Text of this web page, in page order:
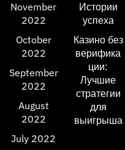
November
2022
October
2022
September
2022
August
2022
July 2022
Истории
успеха
Казино без
верифика
ции:
Лучшие
стратегии
для
выигрыша